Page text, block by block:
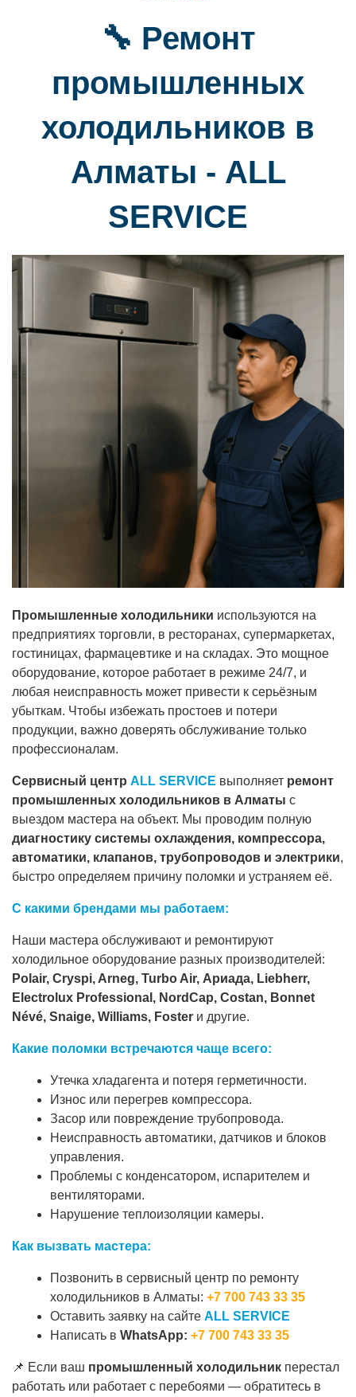
🔧 Ремонт
промышленных
холодильников в
Алматы - ALL
SERVICE
Промышленные холодильники используются на
предприятиях торговли, в ресторанах, супермаркетах,
гостиницах, фармацевтике и на складах. Это мощное
оборудование, которое работает в режиме 24/7, и
любая неисправность может привести к серьёзным
убыткам. Чтобы избежать простоев и потери
продукции, важно доверять обслуживание только
профессионалам.
Сервисный центр ALL SERVICE выполняет ремонт
промышленных холодильников в Алматы с
выездом мастера на объект. Мы проводим полную
диагностику системы охлаждения, компрессора,
автоматики, клапанов, трубопроводов и электрики,
быстро определяем причину поломки и устраняем её.
С какими брендами мы работаем:
Наши мастера обслуживают и ремонтируют
холодильное оборудование разных производителей:
Polair, Cryspi, Arneg, Turbo Air, Ариада, Liebherr,
Electrolux Professional, NordCap, Costan, Bonnet
Névé, Snaige, Williams, Foster и другие.
Какие поломки встречаются чаще всего:
Утечка хладагента и потеря герметичности.
Износ или перегрев компрессора.
Засор или повреждение трубопровода.
Неисправность автоматики, датчиков и блоков
управления.
Проблемы с конденсатором, испарителем и
вентиляторами.
Нарушение теплоизоляции камеры.
Как вызвать мастера:
Позвонить в сервисный центр по ремонту
холодильников в Алматы: +7 700 743 33 35
Оставить заявку на сайте ALL SERVICE
Написать в WhatsApp: +7 700 743 33 35
📌 Если ваш промышленный холодильник перестал
работать или работает с перебоями — обратитесь в